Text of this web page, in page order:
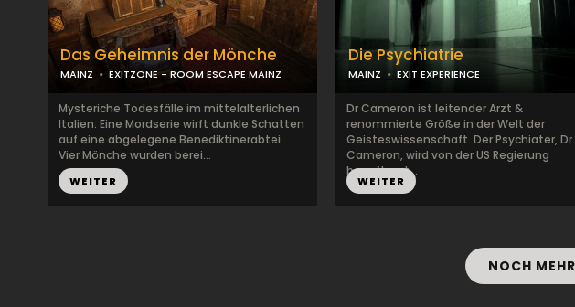
Das Geheimnis der Mönche
MAINZ EXITZONE - ROOM ESCAPE MAINZ
Mysteriche Todesfälle im mittelalterlichen
Italien: Eine Mordserie wirft dunkle Schatten
auf eine abgelegene Benediktinerabtei.
Vier Mönche wurden berei...
WEITER
Die Psychiatrie
MAINZ EXIT EXPERIENCE
Dr Cameron ist leitender Arzt &
renommierte Größe in der Welt der
Geisteswissenschaft. Der Psychiater, Dr.
Cameron, wird von der US Regierung
beauftragt...
WEITER
NOCH